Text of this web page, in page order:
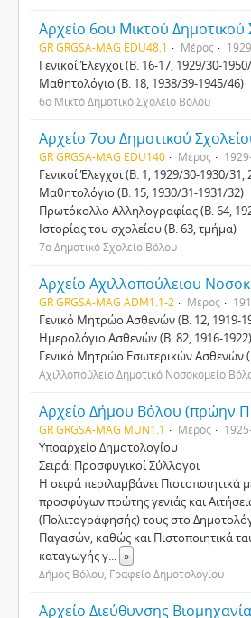
GR GRGSA-MAG EDU48.1 Μέρος
Γενικοί Έλεγχοι (Β. 16-17, 1929/30-
Μαθητολόγιο (Β. 18, 1938/39-1945/46)
6ο Μικτό Δημοτικό Σχολείο Βόλου
GR GRGSA-MAG EDU140 Μέρος
Γενικοί Έλεγχοι (Β. 1, 1929/30-1930/31,
Μαθητολόγιο (Β. 15, 1930/31-1931/32)
Πρωτόκολλο Αλληλογραφίας (Β. 64,
Ιστορίας του σχολείου (Β. 63, τμήμα)
7ο Δημοτικό Σχολείο Βόλου
Αρχείο Αχιλλοπούλειου
GR GRGSA-MAG ADM1.1-2 Μέρος
Γενικό Μητρώο Ασθενών (Β. 12, 1919-
Ημερολόγιο Ασθενών (Β. 82, 1916-1922)
Γενικό Μητρώο Εσωτερικών Ασθενών
Αχιλλοπούλειο Δημοτικό Νοσοκομείο
Αρχείο Δήμου Βόλου (πρώην
GR GRGSA-MAG MUN1.1 Μέρος
Υποαρχείο Δημοτολογίου
Σειρά: Προσφυγικοί Σύλλογοι
Η σειρά περιλαμβάνει Πιστοποιητικά
προσφύγων πρώτης γενιάς και
(Πολιτογράφησής) τους στο
Παγασών, καθώς και Πιστοποιητικά
καταγωγής γ... »
Δήμος Βόλου, Γραφείο Δημοτολογίου